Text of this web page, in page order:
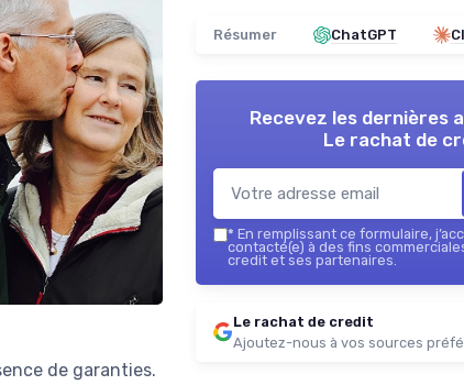
de garanties.
Résumer ChatGPT
Recevez les dernières
Le rachat de
* En remplissant ce formulaire,
contacté(e) à des fins
credit et ses partenaires.
Le rachat de credit
Ajoutez-nous à vos sources